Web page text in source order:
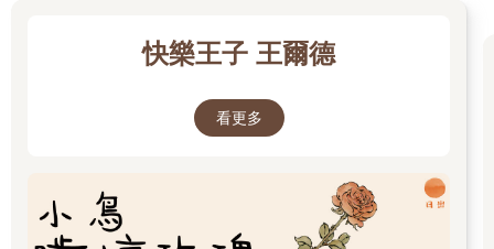
快樂王子 王爾德
看更多